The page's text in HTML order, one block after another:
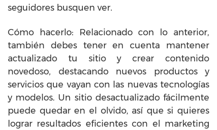
seguidores busquen ver.
Cómo hacerlo: Relacionado con lo anterior,
también debes tener en cuenta mantener
actualizado tu sitio y crear contenido
novedoso, destacando nuevos productos y
servicios que vayan con las nuevas tecnologías
y modelos. Un sitio desactualizado fácilmente
puede quedar en el olvido, así que si quieres
lograr resultados eficientes con el marketing